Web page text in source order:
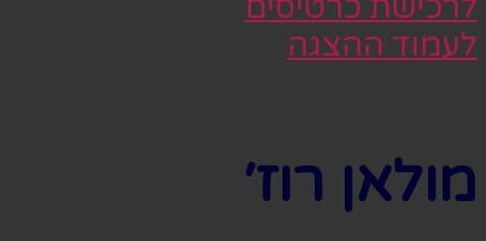
לעמוד ההצגה
מולאן רוז׳